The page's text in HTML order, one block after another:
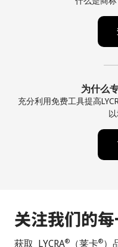
为什么
充分利用免费工具提高
关注我们的
获取 LYCRA® （莱卡®）